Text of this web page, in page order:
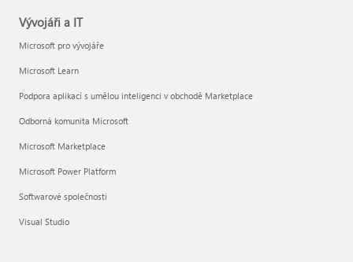
Vývojáři a IT
Microsoft pro vývojáře
Microsoft Learn
Podpora aplikací s umělou inteligenci v obchodě Marketplace
Odborná komunita Microsoft
Microsoft Marketplace
Microsoft Power Platform
Softwarové společnosti
Visual Studio